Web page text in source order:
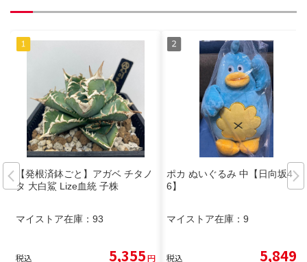
【発根済鉢ごと】アガベ チタノ
タ 大白鯊 Lize血統 子株
マイストア在庫： 93
税込 5,355円
ポカ ぬいぐるみ 中【日向坂4
6】
マイストア在庫： 9
税込 5,849